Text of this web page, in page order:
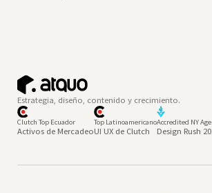
Estrategia, diseño, contenido y crecimiento.
Clutch Top Ecuador
Activos de Mercadeo
Top Latinoamericano
UI UX de Clutch
Accredited NY
Design Rush